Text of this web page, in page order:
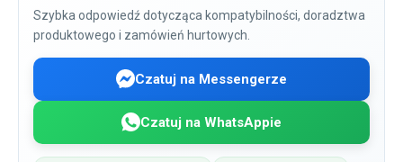
Szybka odpowiedź dotycząca kompatybilności, doradztwa
produktowego i zamówień hurtowych.
Czatuj na Messengerze
Czatuj na WhatsAppie